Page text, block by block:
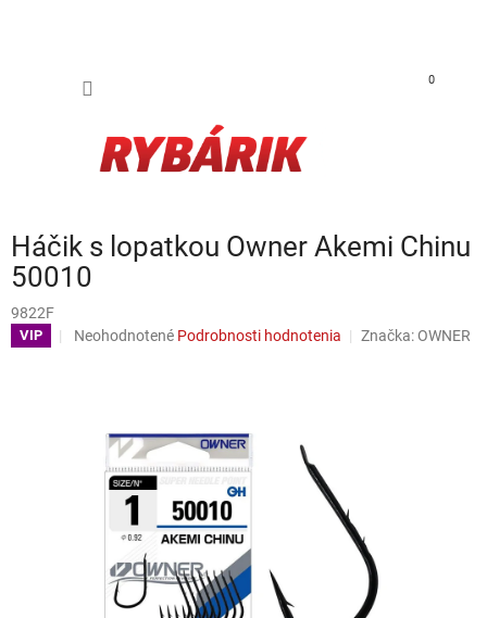
0
Háčik s lopatkou Owner Akemi Chinu
50010
9822F
VIP Priemerné hodnotenie produktu je 0,0 z 5 hviezdičiek.
Neohodnotené Podrobnosti hodnotenia Značka: OWNER